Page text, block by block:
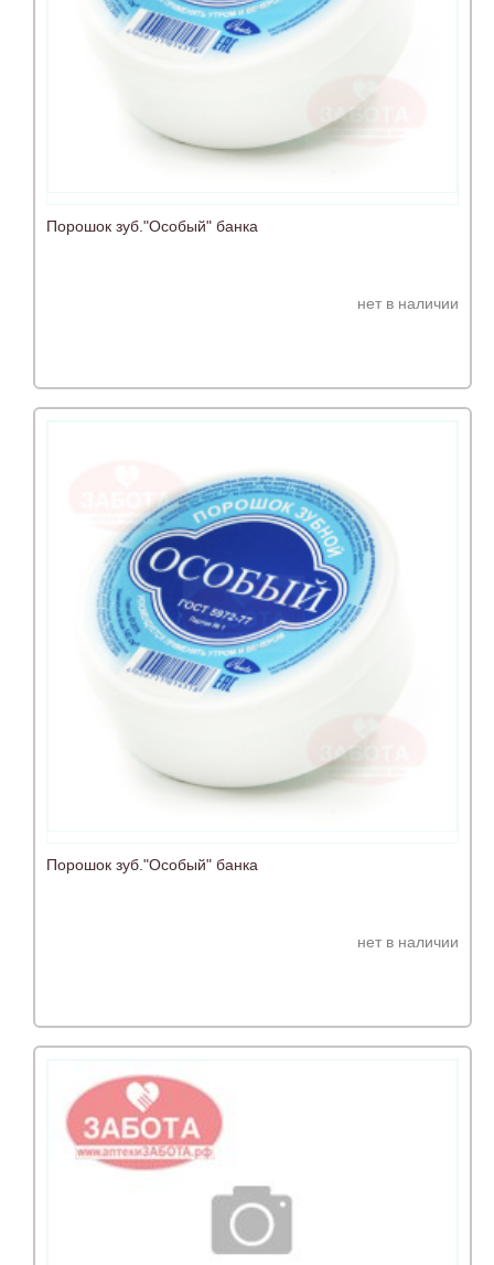
Порошок зуб."Особый" банка
нет в наличии
Порошок зуб."Особый" банка
нет в наличии